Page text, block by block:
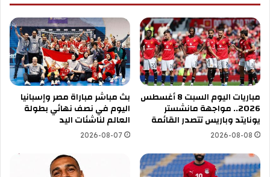
مباريات اليوم السبت 8 أغسطس
2026.. مواجهة مانشستر
يونايتد وباريس تتصدر القائمة
2026-08-08
بث مباشر مباراة مصر وإسبانيا
اليوم في نصف نهائي بطولة
العالم لناشئات اليد
2026-08-07